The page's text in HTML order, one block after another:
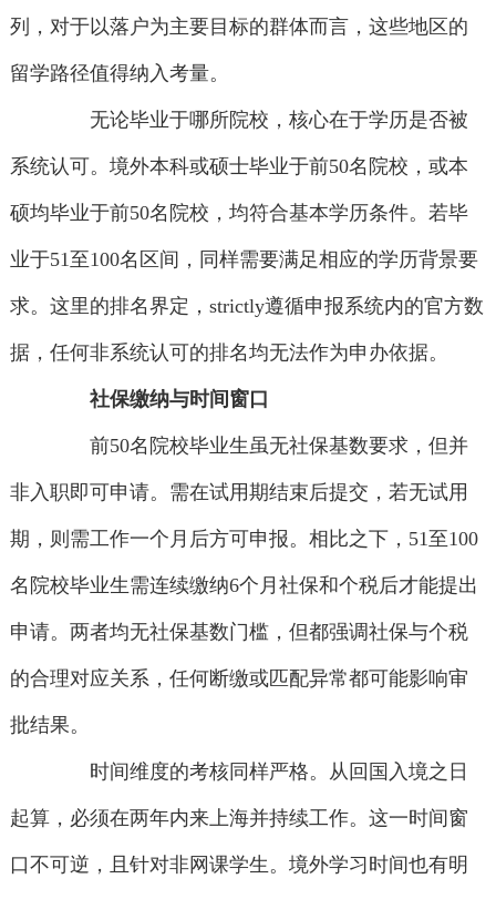
列，对于以落户为主要目标的群体而言，这些地区的
留学路径值得纳入考量。
无论毕业于哪所院校，核心在于学历是否被
系统认可。境外本科或硕士毕业于前50名院校，或本
硕均毕业于前50名院校，均符合基本学历条件。若毕
业于51至100名区间，同样需要满足相应的学历背景要
求。这里的排名界定，strictly遵循申报系统内的官方数
据，任何非系统认可的排名均无法作为申办依据。
社保缴纳与时间窗口
前50名院校毕业生虽无社保基数要求，但并
非入职即可申请。需在试用期结束后提交，若无试用
期，则需工作一个月后方可申报。相比之下，51至100
名院校毕业生需连续缴纳6个月社保和个税后才能提出
申请。两者均无社保基数门槛，但都强调社保与个税
的合理对应关系，任何断缴或匹配异常都可能影响审
批结果。
时间维度的考核同样严格。从回国入境之日
起算，必须在两年内来上海并持续工作。这一时间窗
口不可逆，且针对非网课学生。境外学习时间也有明